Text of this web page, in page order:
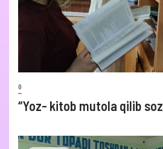
0
“Yoz- kitob mutola qilib